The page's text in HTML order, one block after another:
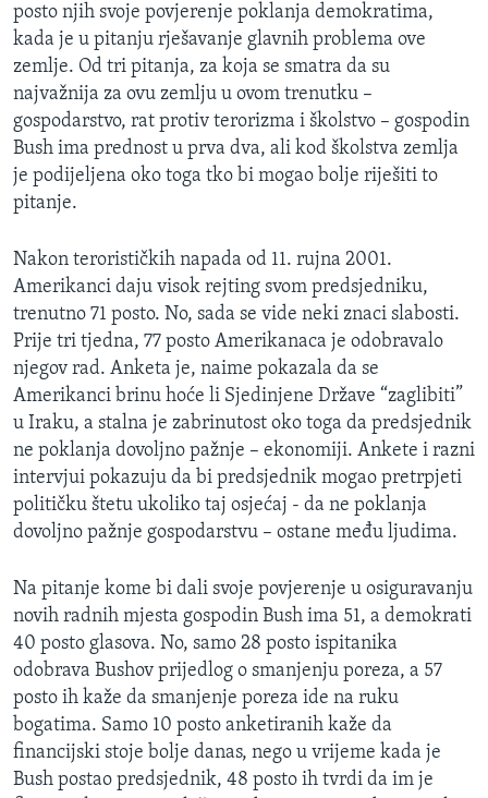
posto njih svoje povjerenje poklanja demokratima,
kada je u pitanju rješavanje glavnih problema ove
zemlje. Od tri pitanja, za koja se smatra da su
najvažnija za ovu zemlju u ovom trenutku –
gospodarstvo, rat protiv terorizma i školstvo – gospodin
Bush ima prednost u prva dva, ali kod školstva zemlja
je podijeljena oko toga tko bi mogao bolje riješiti to
pitanje.
Nakon terorističkih napada od 11. rujna 2001.
Amerikanci daju visok rejting svom predsjedniku,
trenutno 71 posto. No, sada se vide neki znaci slabosti.
Prije tri tjedna, 77 posto Amerikanaca je odobravalo
njegov rad. Anketa je, naime pokazala da se
Amerikanci brinu hoće li Sjedinjene Države “zaglibiti”
u Iraku, a stalna je zabrinutost oko toga da predsjednik
ne poklanja dovoljno pažnje – ekonomiji. Ankete i razni
intervjui pokazuju da bi predsjednik mogao pretrpjeti
političku štetu ukoliko taj osjećaj - da ne poklanja
dovoljno pažnje gospodarstvu – ostane među ljudima.
Na pitanje kome bi dali svoje povjerenje u osiguravanju
novih radnih mjesta gospodin Bush ima 51, a demokrati
40 posto glasova. No, samo 28 posto ispitanika
odobrava Bushov prijedlog o smanjenju poreza, a 57
posto ih kaže da smanjenje poreza ide na ruku
bogatima. Samo 10 posto anketiranih kaže da
financijski stoje bolje danas, nego u vrijeme kada je
Bush postao predsjednik, 48 posto ih tvrdi da im je